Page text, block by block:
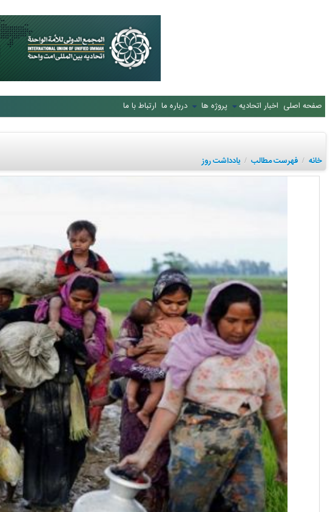
صفحه اصلی اخبار اتحادیه پروژه ها درباره ما ارتباط با ما
خانه / فهرست مطالب / یادداشت روز